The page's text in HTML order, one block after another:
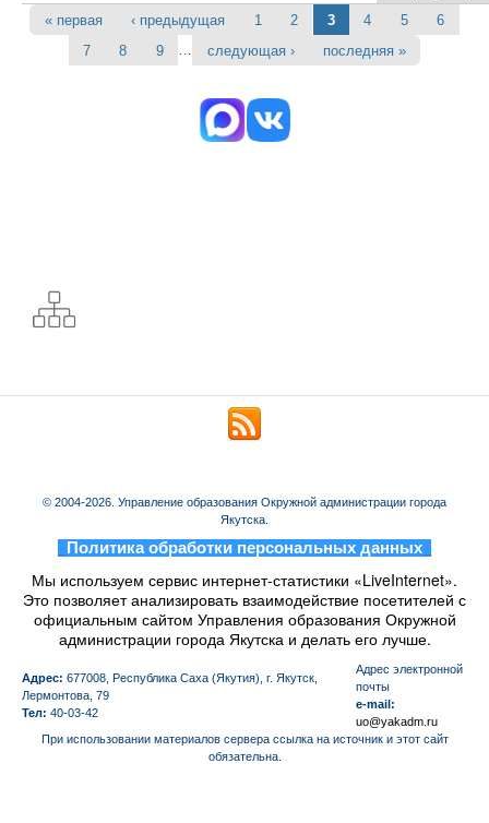
Страницы
« первая ‹ предыдущая 1 2 3 4 5
6
7
8 9 следующая › последняя »
© 2004-2026. Управление образования Окружной администрации города
Якутска.
Политика обработки персональных данных
Мы используем сервис интернет-статистики «LiveInternet».
Это позволяет анализировать взаимодействие посетителей с
официальным сайтом Управления образования Окружной
администрации города Якутска и делать его лучше.
Адрес: 677008, Республика Саха (Якутия), г. Якутск,
Лермонтова, 79
Тел: 40-03-42
Aдрес электронной
почты
e-mail:
uo@yakadm.ru
При использовании материалов сервера ссылка на источник и этот сайт
обязательна.